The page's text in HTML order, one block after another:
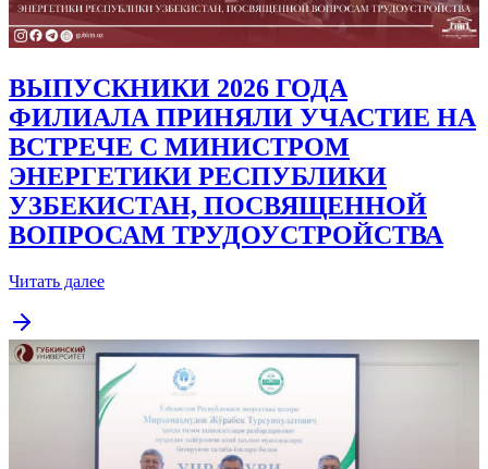
ВЫПУСКНИКИ 2026 ГОДА
ФИЛИАЛА ПРИНЯЛИ УЧАСТИЕ НА
ВСТРЕЧЕ С МИНИСТРОМ
ЭНЕРГЕТИКИ РЕСПУБЛИКИ
УЗБЕКИСТАН, ПОСВЯЩЕННОЙ
ВОПРОСАМ ТРУДОУСТРОЙСТВА
Читать далее